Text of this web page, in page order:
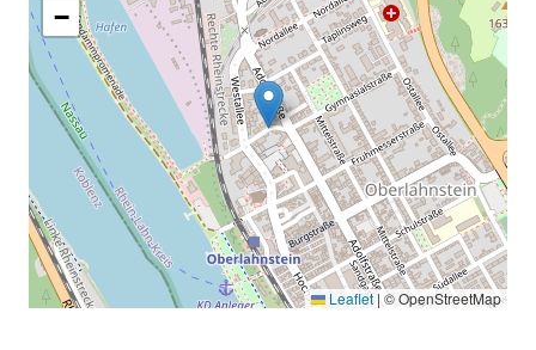
−
Leaflet | © OpenStreetMap